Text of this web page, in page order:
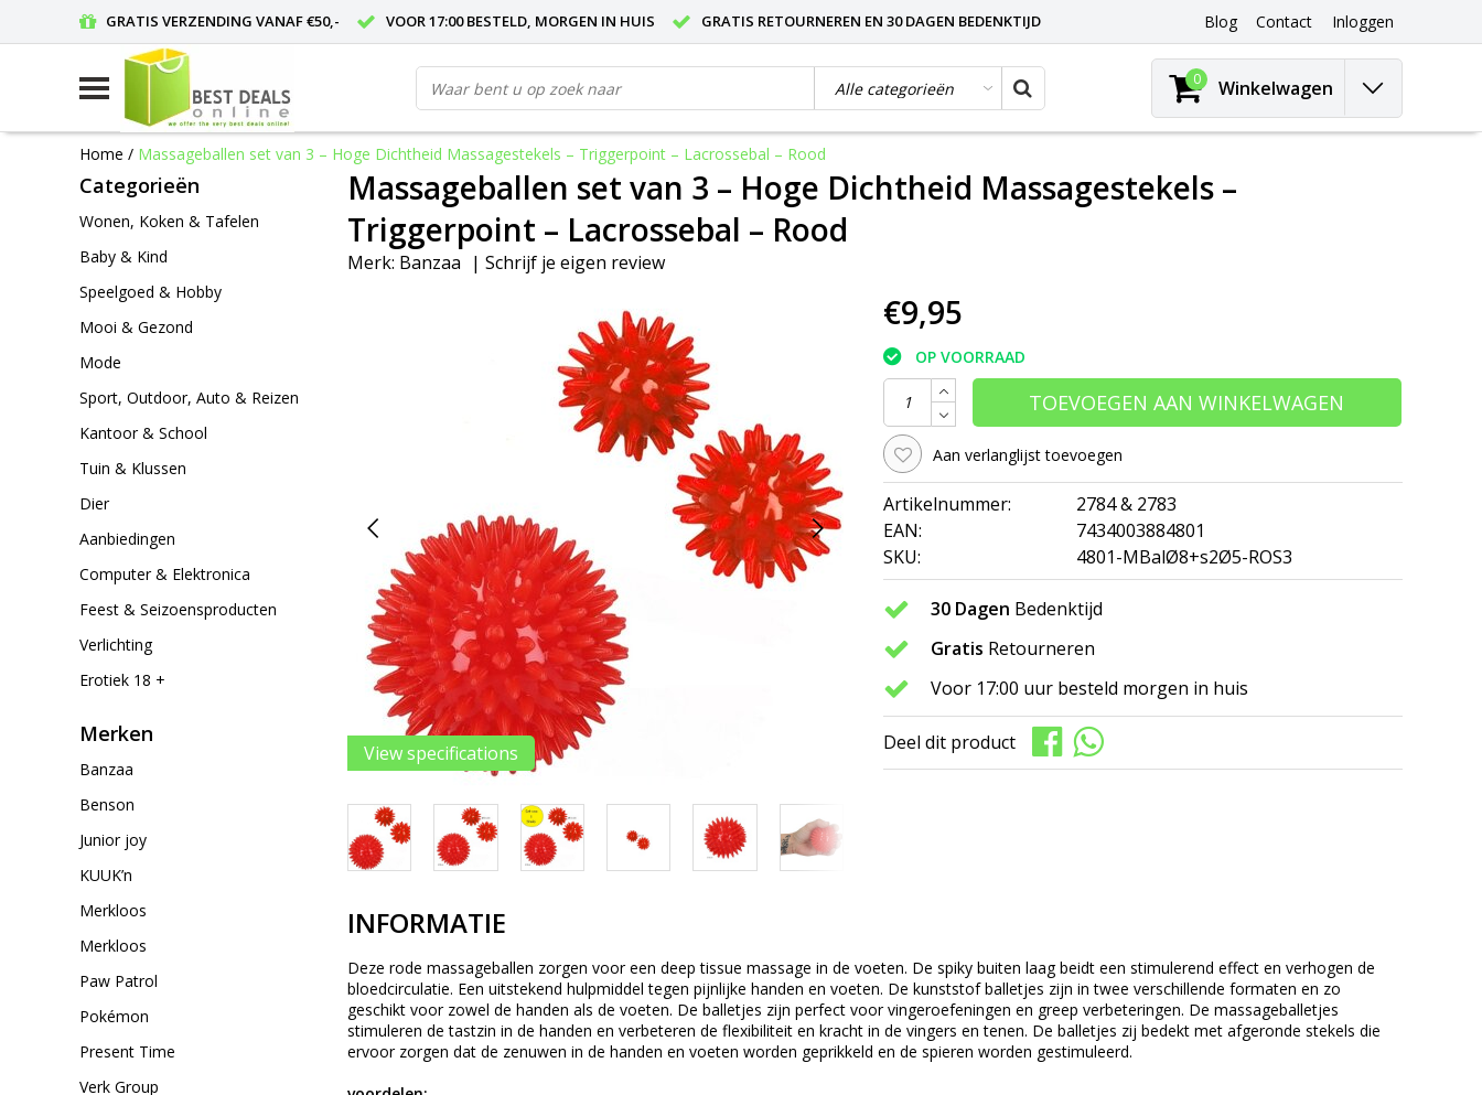
GRATIS VERZENDING VANAF €50,- VOOR 17:00 BESTELD, MORGEN IN HUIS GRATIS RETOURNEREN EN 30 DAGEN BEDENKTIJD Blog Contact Inloggen
0 Winkelwagen
Home / Massageballen set van 3 – Hoge Dichtheid Massagestekels – Triggerpoint – Lacrossebal – Rood
Categorieën
Wonen, Koken & Tafelen
Baby & Kind
Speelgoed & Hobby
Mooi & Gezond
Mode
Sport, Outdoor, Auto & Reizen
Kantoor & School
Tuin & Klussen
Dier
Aanbiedingen
Computer & Elektronica
Feest & Seizoensproducten
Verlichting
Erotiek 18 +
Merken
Banzaa
Benson
Junior joy
KUUK’n
Merkloos
Merkloos
Paw Patrol
Pokémon
Present Time
Verk Group
Massageballen set van 3 – Hoge Dichtheid Massagestekels –
Triggerpoint – Lacrossebal – Rood
Merk: Banzaa | Schrijf je eigen review
View specifications
€9,95
OP VOORRAAD
TOEVOEGEN AAN WINKELWAGEN
Aan verlanglijst toevoegen
Artikelnummer:
2784 & 2783
EAN:
7434003884801
SKU:
4801-MBalØ8+s2Ø5-ROS3
30 Dagen Bedenktijd
Gratis Retourneren
Voor 17:00 uur besteld morgen in huis
Deel dit product
INFORMATIE
Deze rode massageballen zorgen voor een deep tissue massage in de voeten. De spiky buiten laag beidt een stimulerend effect en verhogen de
bloedcirculatie. Een uitstekend hulpmiddel tegen pijnlijke handen en voeten. De kunststof balletjes zijn in twee verschillende formaten en zo
geschikt voor zowel de handen als de voeten. De balletjes zijn perfect voor vingeroefeningen en greep verbeteringen. De massageballetjes
stimuleren de tastzin in de handen en verbeteren de flexibiliteit en kracht in de vingers en tenen. De balletjes zij bedekt met afgeronde stekels die
ervoor zorgen dat de zenuwen in de handen en voeten worden geprikkeld en de spieren worden gestimuleerd.